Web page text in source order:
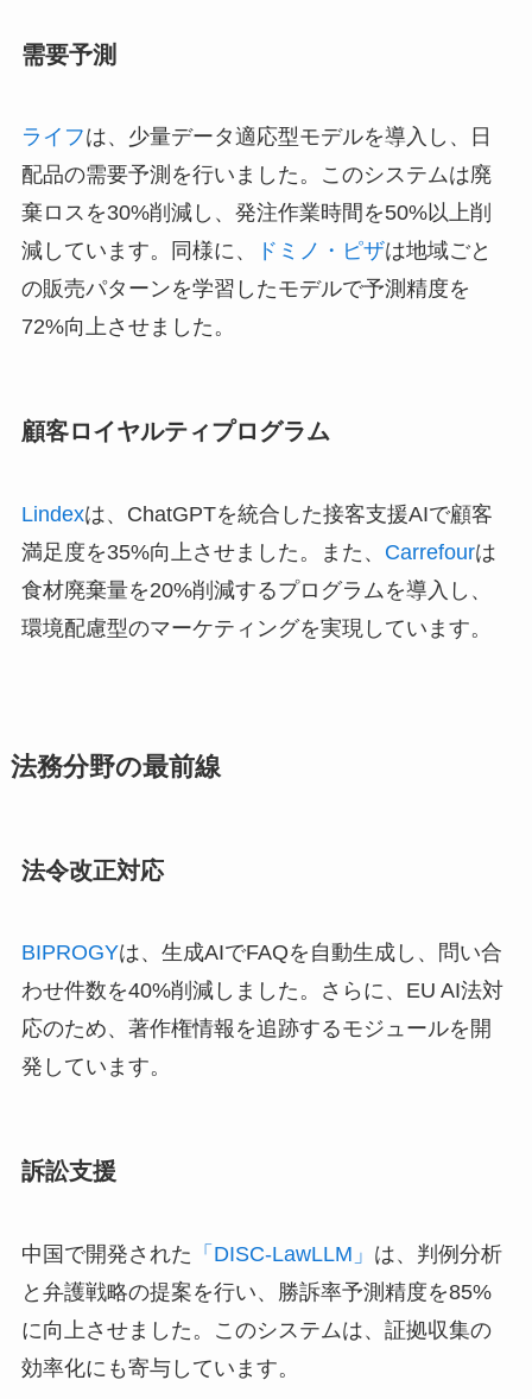
需要予測
ライフは、少量データ適応型モデルを導入し、日
配品の需要予測を行いました。このシステムは廃
棄ロスを30%削減し、発注作業時間を50%以上削
減しています。同様に、
ドミノ・ピザは地域ごと
の販売パターンを学習したモデルで予測精度を
72%向上させました。
顧客ロイヤルティプログラム
Lindexは、ChatGPTを統合した接客支援AIで顧客
満足度を35%向上させました。また、 Carrefourは
食材廃棄量を20%削減するプログラムを導入し、
環境配慮型のマーケティングを実現しています。
法務分野の最前線
法令改正対応
BIPROGYは、生成AIでFAQを自動生成し、問い合
わせ件数を40%削減しました。さらに、EU AI法対
応のため、著作権情報を追跡するモジュールを開
発しています。
訴訟支援
中国で開発された 「DISC-LawLLM」 は、判例分析
と弁護戦略の提案を行い、勝訴率予測精度を85%
に向上させました。このシステムは、証拠収集の
効率化にも寄与しています。